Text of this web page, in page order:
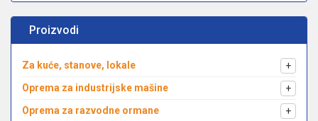
Proizvodi
Za kuće, stanove, lokale
+
Oprema za industrijske mašine
+
Oprema za razvodne ormane
+